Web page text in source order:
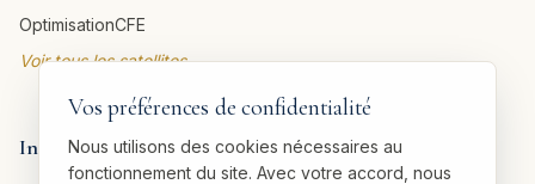
OptimisationCFE
Voir tous les satellites →
Informations légales
Vos préférences de confidentialité
Nous utilisons des cookies nécessaires au
fonctionnement du site. Avec votre accord, nous